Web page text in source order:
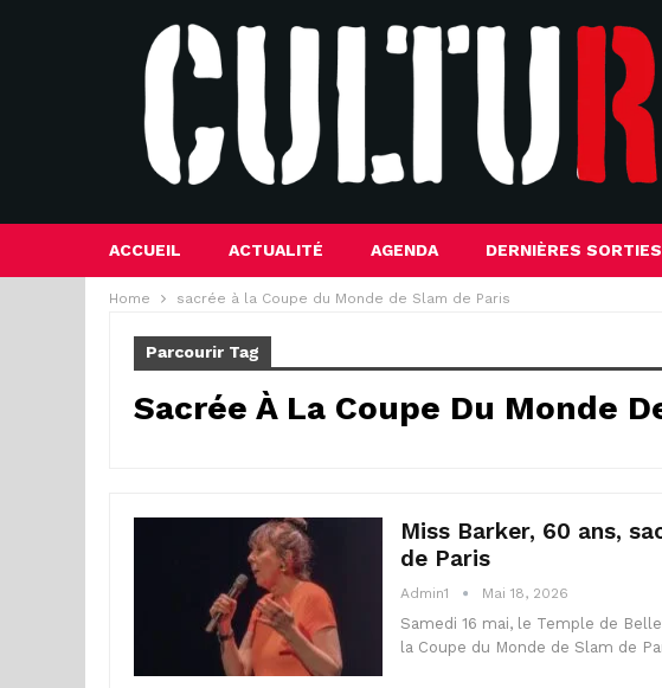
ACCUEIL ACTUALITÉ AGENDA DERNIÈRES SORTIES
Home sacrée à la Coupe du Monde de Slam de Paris
Parcourir Tag
Sacrée À La Coupe Du Monde
Miss Barker, 60 ans,
de Paris
Admin1 Mai 18, 2026
Samedi 16 mai, le Temple de
la Coupe du Monde de Slam de